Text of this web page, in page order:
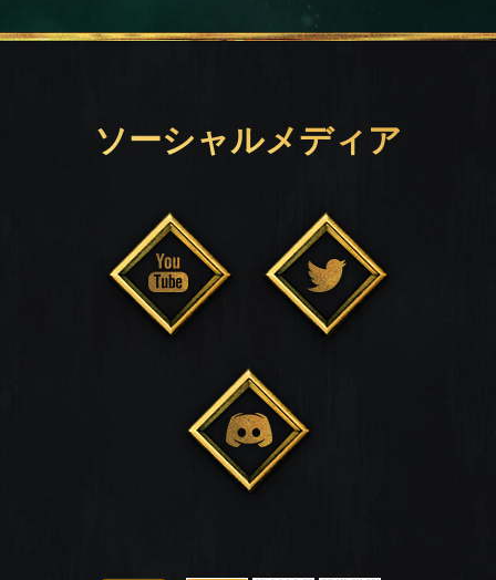
ソーシャルメディア